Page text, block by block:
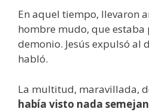
En aquel tiempo, llevaron
hombre mudo, que estaba
demonio. Jesús expulsó al
habló.
La multitud, maravillada,
había visto nada